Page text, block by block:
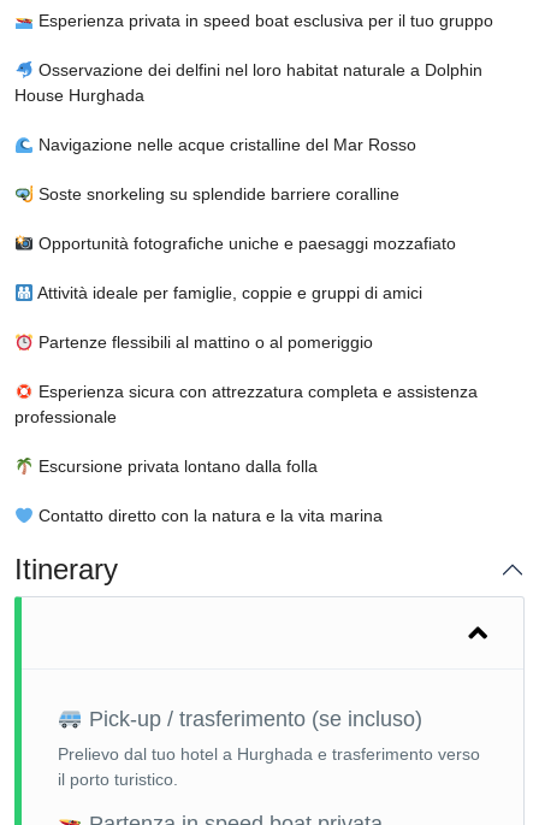
Esperienza privata in speed boat esclusiva per il tuo gruppo
Osservazione dei delfini nel loro habitat naturale a Dolphin
House Hurghada
Navigazione nelle acque cristalline del Mar Rosso
Soste snorkeling su splendide barriere coralline
Opportunità fotografiche uniche e paesaggi mozzafiato
Attività ideale per famiglie, coppie e gruppi di amici
Partenze flessibili al mattino o al pomeriggio
Esperienza sicura con attrezzatura completa e assistenza
professionale
Escursione privata lontano dalla folla
Contatto diretto con la natura e la vita marina
Itinerary
Pick-up / trasferimento (se incluso)
Prelievo dal tuo hotel a Hurghada e trasferimento verso
il porto turistico.